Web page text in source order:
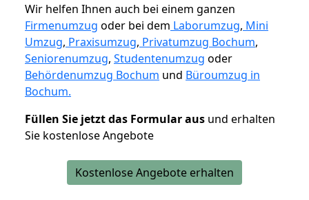
Wir helfen Ihnen auch bei einem ganzen
Firmenumzug oder bei dem Laborumzug, Mini
Umzug, Praxisumzug, Privatumzug Bochum,
Seniorenumzug, Studentenumzug oder
Behördenumzug Bochum und Büroumzug in
Bochum.
Füllen Sie jetzt das Formular aus und erhalten
Sie kostenlose Angebote
Kostenlose Angebote erhalten